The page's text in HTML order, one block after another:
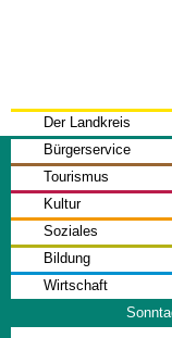
Der Landkreis
Bürgerservice
Tourismus
Kultur
Soziales
Bildung
Wirtschaft